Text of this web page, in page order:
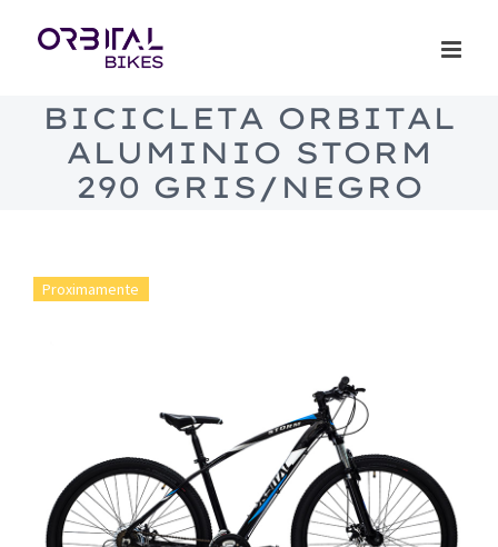
BICICLETA ORBITAL
ALUMINIO STORM
290 GRIS/NEGRO
Proximamente